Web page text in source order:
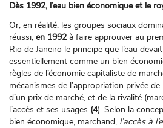
Dès 1992, l’eau bien économique et le
Or, en réalité, les groupes sociaux
réussi, en 1992 à faire approuver au
Rio de Janeiro le principe que l’eau
essentiellement comme un bien
règles de l’économie capitaliste de
mécanismes de l’appropriation privée
d’un prix de marché, et de la rivalité
l’accès et ses usages (4). Selon la
bien économique, marchand, l’accès à